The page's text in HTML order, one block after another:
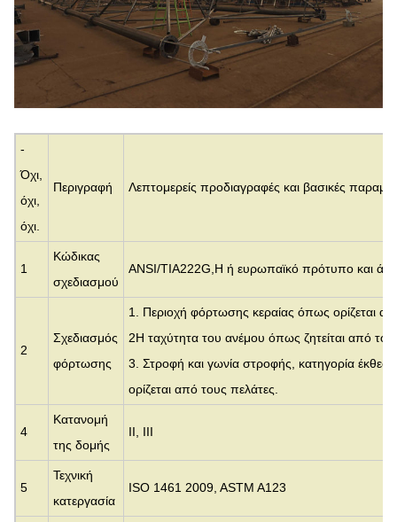
-
Όχι,
όχι,
όχι.
Περιγραφή Λεπτομερείς προδιαγραφές και βασικές
1
Κώδικας
σχεδιασμού
ANSI/TIA222G,H ή ευρωπαϊκό πρότυπο και
2
Σχεδιασμός
φόρτωσης
1. Περιοχή φόρτωσης κεραίας όπως ορίζεται
2Η ταχύτητα του ανέμου όπως ζητείται από
3. Στροφή και γωνία στροφής, κατηγορία
ορίζεται από τους πελάτες.
4
Κατανομή
της δομής
ΙΙ, III
5
Τεχνική
κατεργασία
ISO 1461 2009, ASTM A123